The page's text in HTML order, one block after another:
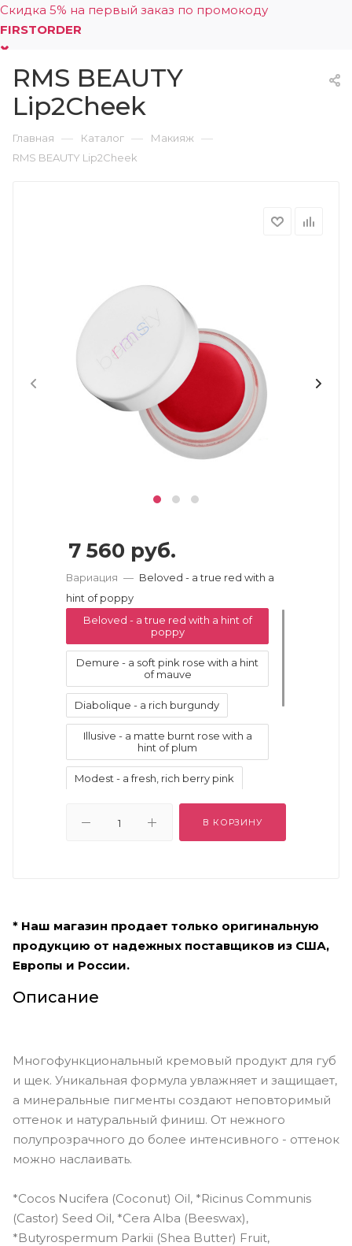
Скидка 5% на первый заказ по промокоду
FIRSTORDER
0
RMS BEAUTY
Lip2Cheek
Главная — Каталог — Макияж —
RMS BEAUTY Lip2Cheek
7 560 руб.
Вариация — Beloved - a true red with a
hint of poppy
Beloved - a true red with a hint of
poppy
Demure - a soft pink rose with a hint
of mauve
Diabolique - a rich burgundy
Illusive - a matte burnt rose with a
hint of plum
Modest - a fresh, rich berry pink
Paradise - tropical muted coral with
red undertones
-
В КОРЗИНУ
* Наш магазин продает только оригинальную
продукцию от надежных поставщиков из США,
Европы и России.
Описание
Многофункциональный кремовый продукт для губ
и щек. Уникальная формула увлажняет и защищает,
а минеральные пигменты создают неповторимый
оттенок и натуральный финиш. От нежного
полупрозрачного до более интенсивного - оттенок
можно наслаивать.
*Cocos Nucifera (Coconut) Oil, *Ricinus Communis
(Castor) Seed Oil, *Cera Alba (Beeswax),
*Butyrospermum Parkii (Shea Butter) Fruit,